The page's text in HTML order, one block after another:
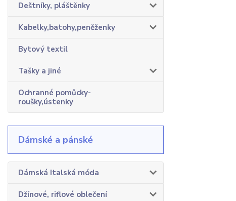
Deštníky, pláštěnky
Kabelky,batohy,peněženky
Bytový textil
Tašky a jiné
Ochranné pomůcky-
roušky,ústenky
Dámské a pánské
Dámská Italská móda
Džínové, riflové oblečení